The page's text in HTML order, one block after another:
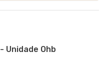
Unidade Ohb